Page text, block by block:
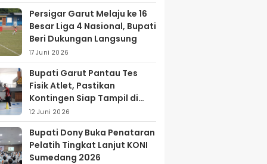
Persigar Garut Melaju ke 16
Besar Liga 4 Nasional, Bupati
Beri Dukungan Langsung
17 Juni 2026
Bupati Garut Pantau Tes
Fisik Atlet, Pastikan
Kontingen Siap Tampil di
Porprov 2026
12 Juni 2026
Bupati Dony Buka Penataran
Pelatih Tingkat Lanjut KONI
Sumedang 2026